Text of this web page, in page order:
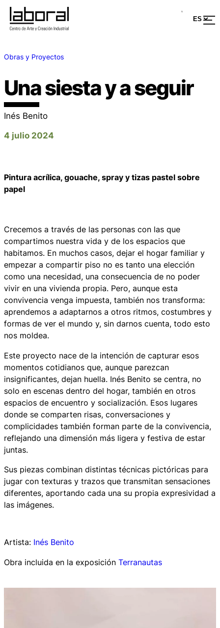
Obras y Proyectos
Una siesta y a seguir
Inés Benito
4 julio 2024
Pintura acrílica, gouache, spray y tizas pastel sobre
papel
Crecemos a través de las personas con las que
compartimos nuestra vida y de los espacios que
habitamos. En muchos casos, dejar el hogar familiar y
empezar a compartir piso no es tanto una elección
como una necesidad, una consecuencia de no poder
vivir en una vivienda propia. Pero, aunque esta
convivencia venga impuesta, también nos transforma:
aprendemos a adaptarnos a otros ritmos, costumbres y
formas de ver el mundo y, sin darnos cuenta, todo esto
nos moldea.
Este proyecto nace de la intención de capturar esos
momentos cotidianos que, aunque parezcan
insignificantes, dejan huella. Inés Benito se centra, no
solo en escenas dentro del hogar, también en otros
espacios de encuentro y socialización. Esos lugares
donde se comparten risas, conversaciones y
complicidades también forman parte de la convivencia,
reflejando una dimensión más ligera y festiva de estar
juntas.
Sus piezas combinan distintas técnicas pictóricas para
jugar con texturas y trazos que transmitan sensaciones
diferentes, aportando cada una su propia expresividad a
las imágenes.
Artista: Inés Benito
Obra incluida en la exposición Terranautas